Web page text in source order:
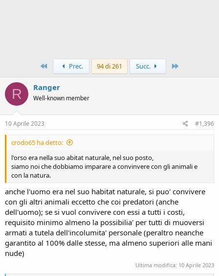
Primo Prec. 94 di 261 Succ.
R Ranger
Well-known member
10 Aprile 2023 #1,396
crodo65 ha detto:
l'orso era nella suo abitat naturale, nel suo posto,
siamo noi che dobbiamo imparare a convinvere con gli animali e
con la natura.
anche l'uomo era nel suo habitat naturale, si puo' convivere
con gli altri animali eccetto che coi predatori (anche
dell'uomo); se si vuol convivere con essi a tutti i costi,
requisito minimo almeno la possibilia' per tutti di muoversi
armati a tutela dell'incolumita' personale (peraltro neanche
garantito al 100% dalle stesse, ma almeno superiori alle mani
nude)
Ultima modifica: 10 Aprile 2023